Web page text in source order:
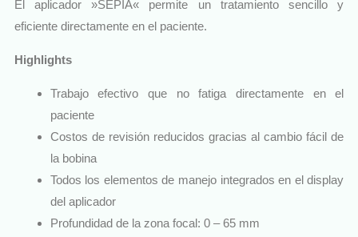
El aplicador »SEPIA« permite un tratamiento sencillo y
eficiente directamente en el paciente.
Highlights
Trabajo efectivo que no fatiga directamente en el
paciente
Costos de revisión reducidos gracias al cambio fácil de
la bobina
Todos los elementos de manejo integrados en el display
del aplicador
Profundidad de la zona focal: 0 – 65 mm